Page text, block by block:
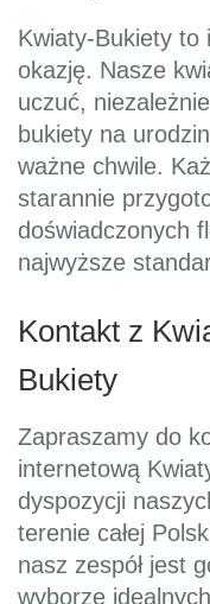
Kwiaty-Bukiety to
okazję. Nasze
uczuć,
bukiety na
ważne chwile.
starannie
doświadczonych
najwyższe
Kontakt z
Bukiety
Zapraszamy do
internetową
dyspozycji
terenie całej
nasz zespół jest
wyborze